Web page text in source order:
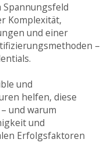
Komplexität,
und einer
–
und
helfen, diese
und warum
und
Erfolgsfaktoren